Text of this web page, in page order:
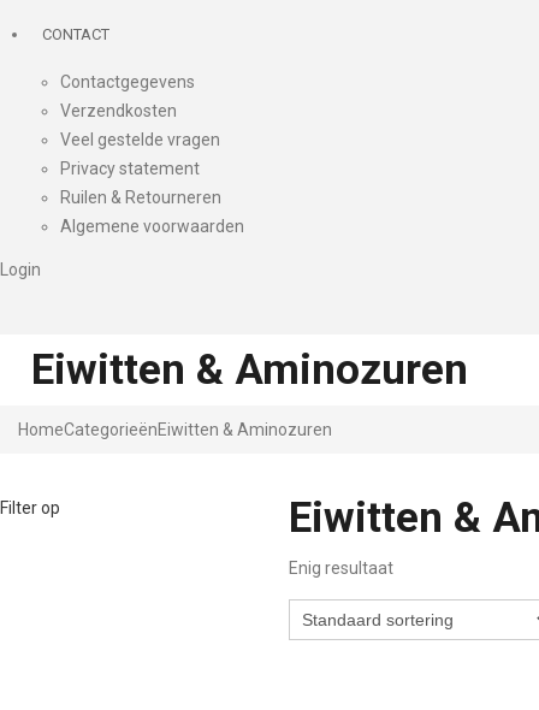
CONTACT
Contactgegevens
Verzendkosten
Veel gestelde vragen
Privacy statement
Ruilen & Retourneren
Algemene voorwaarden
Login
Eiwitten & Aminozuren
HomeCategorieënEiwitten & Aminozuren
Filter op Eiwitten &
Enig resultaat